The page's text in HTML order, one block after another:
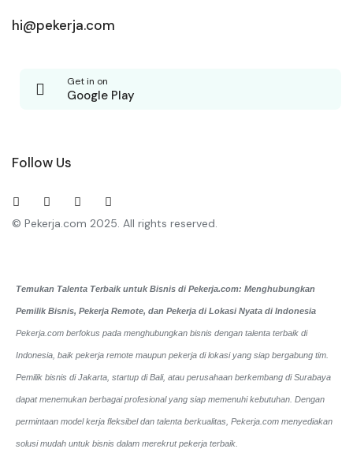
hi@pekerja.com
Get in on
Google Play
Follow Us
© Pekerja.com 2025. All rights reserved.
Temukan Talenta Terbaik untuk Bisnis di Pekerja.com: Menghubungkan
Pemilik Bisnis, Pekerja Remote, dan Pekerja di Lokasi Nyata di Indonesia
Pekerja.com berfokus pada menghubungkan bisnis dengan talenta terbaik di
Indonesia, baik pekerja remote maupun pekerja di lokasi yang siap bergabung tim.
Pemilik bisnis di Jakarta, startup di Bali, atau perusahaan berkembang di Surabaya
dapat menemukan berbagai profesional yang siap memenuhi kebutuhan. Dengan
permintaan model kerja fleksibel dan talenta berkualitas, Pekerja.com menyediakan
solusi mudah untuk bisnis dalam merekrut pekerja terbaik.